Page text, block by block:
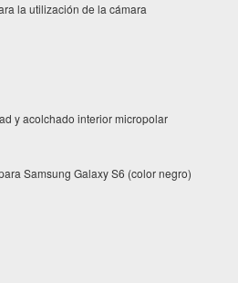
la utilización de la cámara
y acolchado interior micropolar
Samsung Galaxy S6 (color negro)